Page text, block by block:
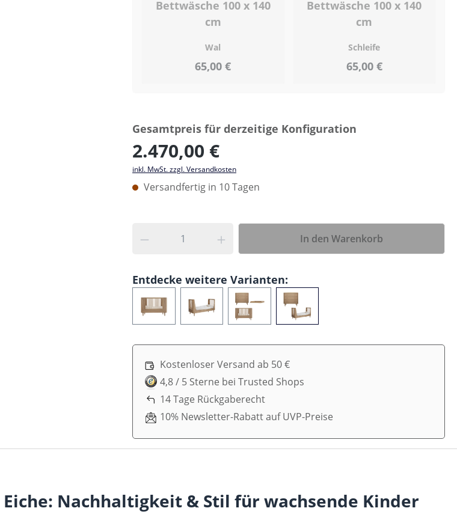
Bettwäsche 100 x 140
cm
Wal
65,00 €
Bettwäsche 100 x 140
cm
Schleife
65,00 €
Gesamtpreis für derzeitige Konfiguration
2.470,00 €
inkl. MwSt. zzgl. Versandkosten
Versandfertig in 10 Tagen
In den Warenkorb
Entdecke weitere Varianten:
Kostenloser Versand ab 50 €
4,8 / 5 Sterne bei Trusted Shops
14 Tage Rückgaberecht
10% Newsletter-Rabatt auf UVP-Preise
Nachhaltigkeit & Stil für wachsende Kinder
UP = 10%
Rabatt auf deine erste Bestellung!
zur Kenntnis
gelesen und bin mit ihnen